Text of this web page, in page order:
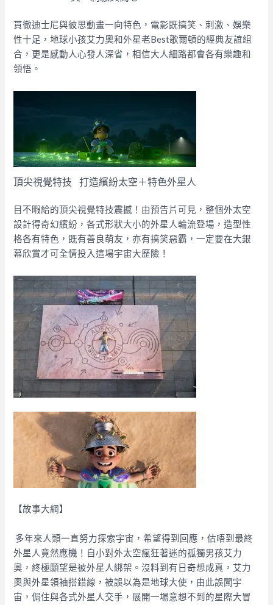
貫徹迪士尼與彼思動畫一向特色，電影既搞笑、刺激、娛樂
性十足，地球小孩艾力奧和外星老Best歌爾頓的經典友誼組
合，更是感動人心發人深省，相信大人細路都會各有樂趣和
領悟。
頂尖視覺特技 打造繽紛太空＋特色外星人
目不暇給的頂尖視覺特技震撼！由預告片可見，整個外太空
設計得奇幻繽紛，各式形狀大小的外星人輪流登場，造型性
格各有特色，既有善良萌友，亦有搞笑惡霸，一定要在大銀
幕欣賞才可全情投入這場宇宙大歷險！
【故事大綱】
多年來人類一直努力探索宇宙，希望得到回應，估唔到最終
外星人竟然應機！自小對外太空瘋狂著迷的孤獨男孩艾力
奧，終極願望是被外星人綁架。沒料到有日奇想成真，艾力
奧與外星領袖搭錯線，被誤以為是地球大使，由此誤闖宇
宙，侷住與各式外星人交手，展開一場意想不到的星際大冒